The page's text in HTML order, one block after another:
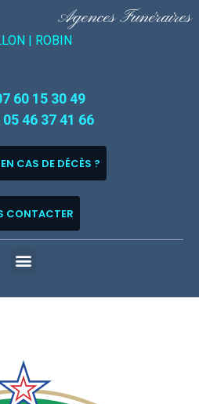
Agences Funéraires
| ROBIN
60 15 30 49
05 46 37 41 66
CAS DE DÉCÈS ?
CONTACTER